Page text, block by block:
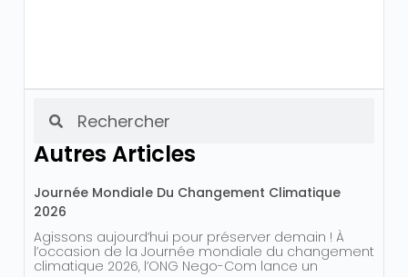
Autres Articles
Journée Mondiale Du Changement Climatique
2026
Agissons aujourd’hui pour préserver demain ! À
l’occasion de la Journée mondiale du changement
climatique 2026, l’ONG Nego-Com lance un